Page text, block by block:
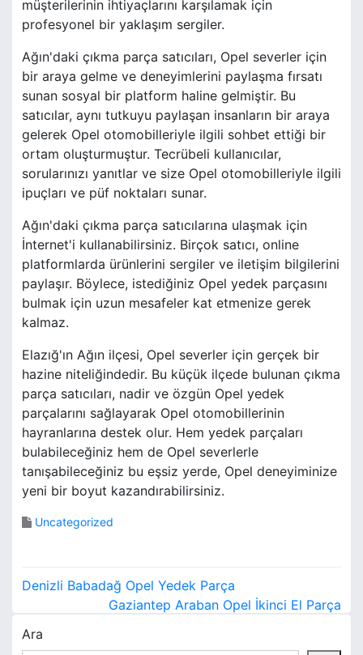
müşterilerinin ihtiyaçlarını karşılamak için
profesyonel bir yaklaşım sergiler.
Ağın'daki çıkma parça satıcıları, Opel severler için
bir araya gelme ve deneyimlerini paylaşma fırsatı
sunan sosyal bir platform haline gelmiştir. Bu
satıcılar, aynı tutkuyu paylaşan insanların bir araya
gelerek Opel otomobilleriyle ilgili sohbet ettiği bir
ortam oluşturmuştur. Tecrübeli kullanıcılar,
sorularınızı yanıtlar ve size Opel otomobilleriyle ilgili
ipuçları ve püf noktaları sunar.
Ağın'daki çıkma parça satıcılarına ulaşmak için
İnternet'i kullanabilirsiniz. Birçok satıcı, online
platformlarda ürünlerini sergiler ve iletişim bilgilerini
paylaşır. Böylece, istediğiniz Opel yedek parçasını
bulmak için uzun mesafeler kat etmenize gerek
kalmaz.
Elazığ'ın Ağın ilçesi, Opel severler için gerçek bir
hazine niteliğindedir. Bu küçük ilçede bulunan çıkma
parça satıcıları, nadir ve özgün Opel yedek
parçalarını sağlayarak Opel otomobillerinin
hayranlarına destek olur. Hem yedek parçaları
bulabileceğiniz hem de Opel severlerle
tanışabileceğiniz bu eşsiz yerde, Opel deneyiminize
yeni bir boyut kazandırabilirsiniz.
Uncategorized
Y
z
Denizli Babadağ Opel Yedek Parça
Gaziantep Araban Opel İkinci El Parça
Ara